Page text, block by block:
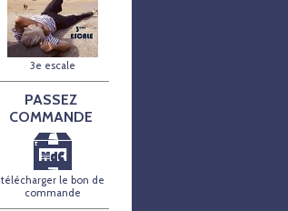
3e escale
PASSEZ
COMMANDE
télécharger le bon de
commande